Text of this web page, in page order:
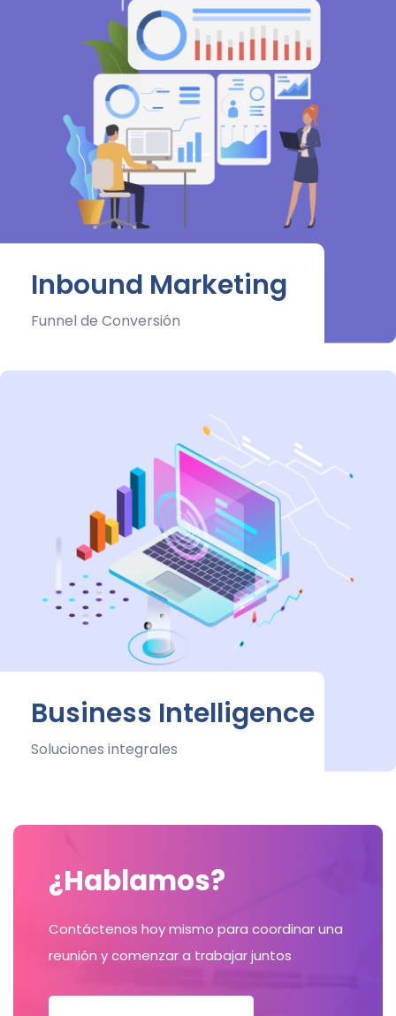
Inbound Marketing
Funnel de Conversión
Business Intelligence
Soluciones integrales
¿Hablamos?
Contáctenos hoy mismo para coordinar una
reunión y comenzar a trabajar juntos